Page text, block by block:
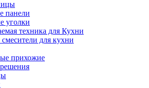
панели
уголки
техника для Кухни
для кухни
прихожие